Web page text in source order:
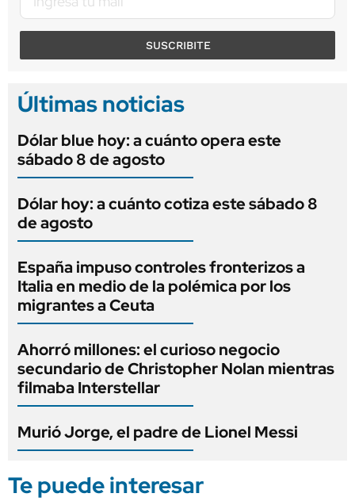
SUSCRIBITE
Últimas noticias
Dólar blue hoy: a cuánto opera este
sábado 8 de agosto
Dólar hoy: a cuánto cotiza este sábado 8
de agosto
España impuso controles fronterizos a
Italia en medio de la polémica por los
migrantes a Ceuta
Ahorró millones: el curioso negocio
secundario de Christopher Nolan mientras
filmaba Interstellar
Murió Jorge, el padre de Lionel Messi
Te puede interesar